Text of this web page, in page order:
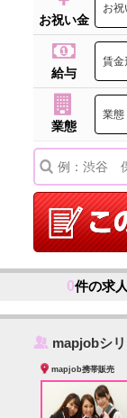
お祝い金
給与
業態
0件の求
‰ mapjobシ
mapjob携帯販売